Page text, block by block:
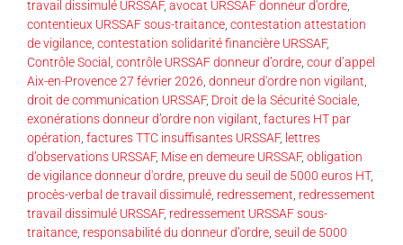
travail dissimulé URSSAF, avocat URSSAF donneur d'ordre
contentieux URSSAF sous-traitance contestation attestation
de vigilance contestation solidarité financière URSSAF,
Contrôle Social contrôle URSSAF donneur d’ordre cour d’appel
Aix-en-Provence 27 février 2026 donneur d'ordre non vigilant
droit de communication URSSAF, Droit de la Sécurité Sociale
exonérations donneur d’ordre non vigilant factures HT par
opération factures TTC insuffisantes URSSAF, lettres
d’observations URSSAF, Mise en demeure URSSAF, obligation
de vigilance donneur d'ordre preuve du seuil de 5000 euros HT,
procès-verbal de travail dissimulé redressement redressement
travail dissimulé URSSAF, redressement URSSAF sous-
traitance responsabilité du donneur d’ordre seuil de 5000